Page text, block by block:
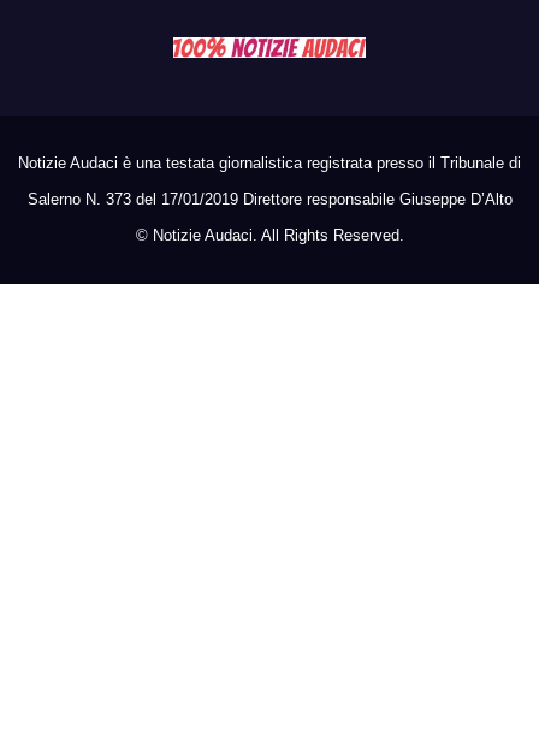
Notizie Audaci è una testata giornalistica registrata presso il Tribunale di
Salerno N. 373 del 17/01/2019 Direttore responsabile Giuseppe D’Alto
© Notizie Audaci. All Rights Reserved.